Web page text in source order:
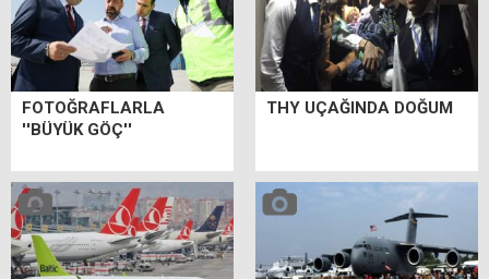
FOTOĞRAFLARLA
''BÜYÜK GÖÇ''
THY UÇAĞINDA DOĞUM